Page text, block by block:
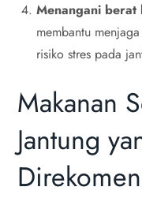
Menangani berat
membantu
risiko stres pada
Makanan
Jantung